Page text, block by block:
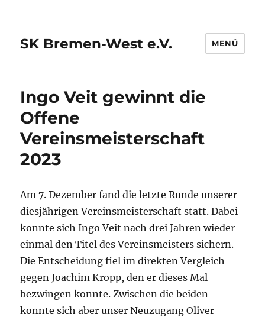
SK Bremen-West e.V. MENÜ
Ingo Veit gewinnt die
Offene
Vereinsmeisterschaft
2023
Am 7. Dezember fand die letzte Runde unserer
diesjährigen Vereinsmeisterschaft statt. Dabei
konnte sich Ingo Veit nach drei Jahren wieder
einmal den Titel des Vereinsmeisters sichern.
Die Entscheidung fiel im direkten Vergleich
gegen Joachim Kropp, den er dieses Mal
bezwingen konnte. Zwischen die beiden
konnte sich aber unser Neuzugang Oliver